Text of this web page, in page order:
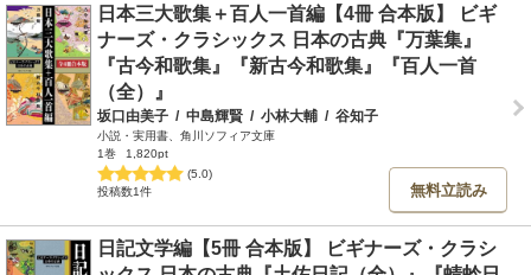
日本三大歌集＋百人一首編【4冊 合本版】 ビギ
ナーズ・クラシックス 日本の古典『万葉集』
『古今和歌集』『新古今和歌集』『百人一首
（全）』
坂口由美子 / 中島輝賢 / 小林大輔 / 谷知子
小説・実用書、角川ソフィア文庫
1巻
1,820pt
(5.0)
投稿数1件
無料立読み
日記文学編【5冊 合本版】 ビギナーズ・クラシ